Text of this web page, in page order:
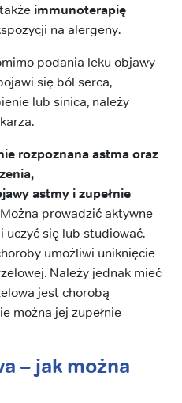
immunoterapię
na alergeny.
podania leku objawy
się ból serca,
lub sinica, należy
rozpoznana astma oraz
astmy i zupełnie
prowadzić aktywne
uczyć się lub studiować.
umożliwi uniknięcie
Należy jednak mieć
jest chorobą
można jej zupełnie
– jak można